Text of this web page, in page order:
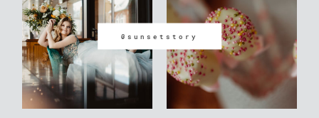
@sunsetstory